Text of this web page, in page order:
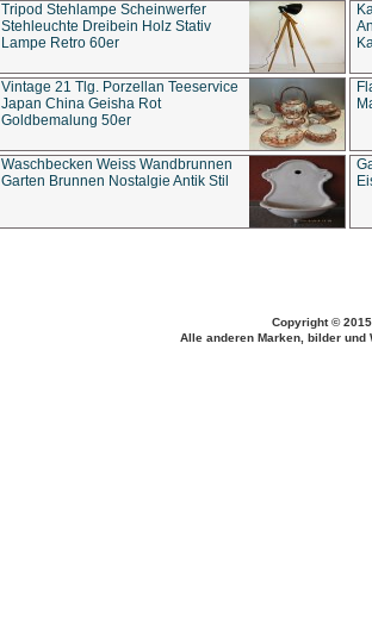
Tripod Stehlampe Scheinwerfer
Stehleuchte Dreibein Holz Stativ
Lampe Retro 60er
Vintage 21 Tlg. Porzellan Teeservice
Japan China Geisha Rot
Goldbemalung 50er
Waschbecken Weiss Wandbrunnen
Garten Brunnen Nostalgie Antik Stil
Copyright ©
Alle anderen Marken, bilder und